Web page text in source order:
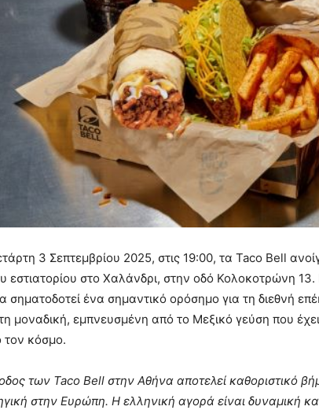
3 Σεπτεμβρίου 2025, στις 19:00, τα Taco Bell
εστιατορίου στο Χαλάνδρι, στην οδό Κολοκοτρώνη
σηματοδοτεί ένα σημαντικό ορόσημο για τη διεθνή
μοναδική, εμπνευσμένη από το Μεξικό γεύση που
τον κόσμο.
των Taco Bell στην Αθήνα αποτελεί καθοριστικό
στην Ευρώπη. Η ελληνική αγορά είναι δυναμική